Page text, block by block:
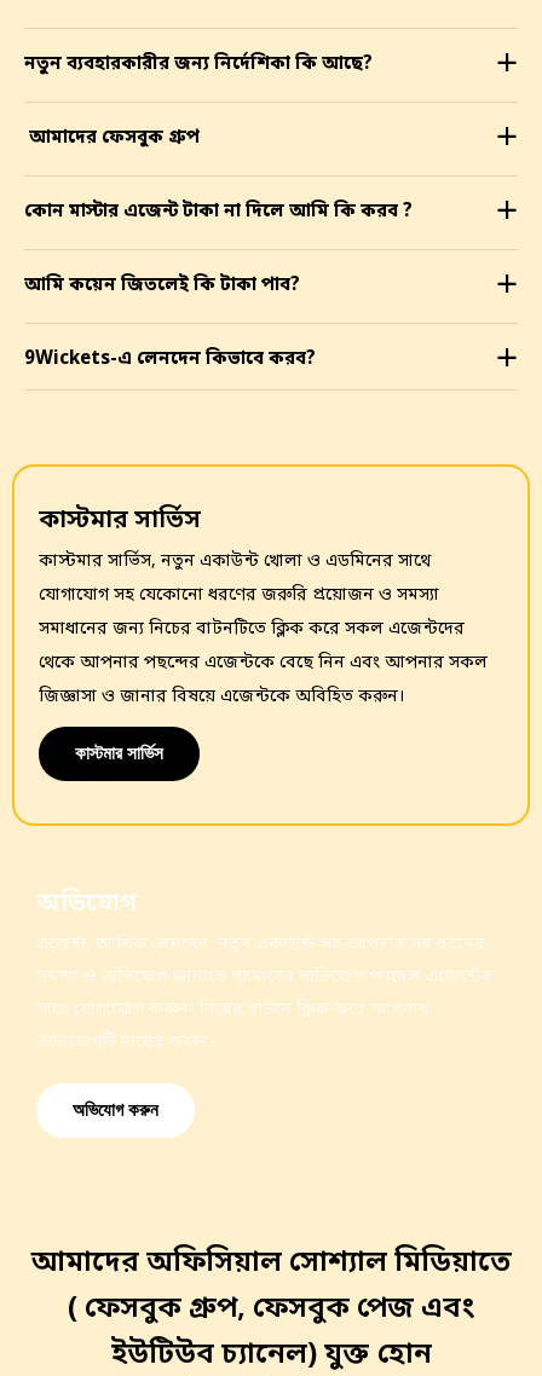
a
নতুন ব্যবহারকারীর জন্য নির্দেশিকা কি আছে?
a
আমাদের ফেসবুক গ্রুপ
a
কোন মাস্টার এজেন্ট টাকা না দিলে আমি কি করব ?
a
আমি কয়েন জিতলেই কি টাকা পাব?
a
9Wickets-এ লেনদেন কিভাবে করব?
কাস্টমার সার্ভিস
কাস্টমার সার্ভিস, নতুন একাউন্ট খোলা ও এডমিনের সাথে
যোগাযোগ সহ যেকোনো ধরণের জরুরি প্রয়োজন ও সমস্যা
সমাধানের জন্য নিচের বাটনটিতে ক্লিক করে সকল এজেন্টদের
থেকে আপনার পছন্দের এজেন্টকে বেছে নিন এবং আপনার সকল
জিজ্ঞাসা ও জানার বিষয়ে এজেন্টকে অবিহিত করুন।
কাস্টমার সার্ভিস
অভিযোগ
এজেন্ট, আর্থিক লেনদেন, নতুন একাউন্ট সহ আপনার সব ধরনের
সমস্যা ও অভিযোগ জানাতে আমাদের অভিযোগ প্যানেল এজেন্টের
সাথে যোগাযোগ করুন। নিম্নের বাটনে ক্লিক করে আপনার
অভিযোগটি দায়ের করুন।
অভিযোগ করুন
আমাদের অফিসিয়াল সোশ্যাল মিডিয়াতে
( ফেসবুক গ্রুপ, ফেসবুক পেজ এবং
ইউটিউব চ্যানেল) যুক্ত হোন